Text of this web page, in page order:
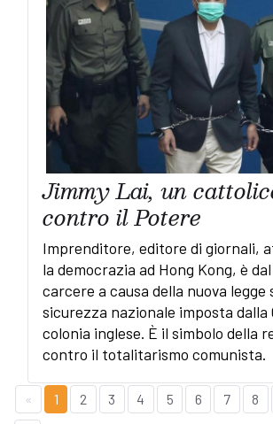
Jimmy Lai, un
contro il Potere
Imprenditore, editore di giornali,
la democrazia ad Hong Kong, è
carcere a causa della nuova legge
sicurezza nazionale imposta dalla
colonia inglese. È il simbolo della
contro il totalitarismo comunista.
« 1 2 3 4 5 6 7 8